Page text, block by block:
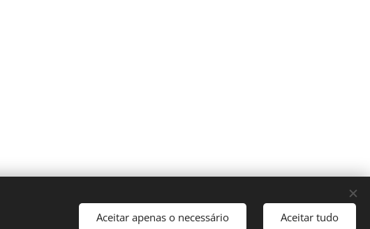
Aceitar apenas o necessário Aceitar tudo